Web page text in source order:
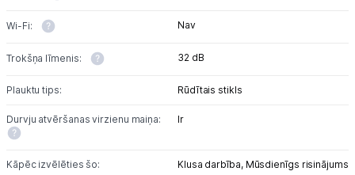
Wi-Fi: Nav
Trokšņa līmenis: 32 dB
Plauktu tips: Rūdītais stikls
Durvju atvēršanas virzienu maiņa: Ir
Kāpēc izvēlēties šo: Klusa darbība, Mūsdienīgs risinājums